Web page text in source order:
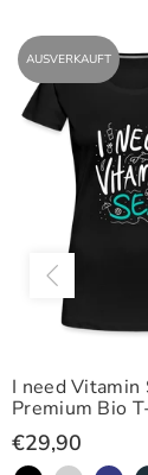
Frauen